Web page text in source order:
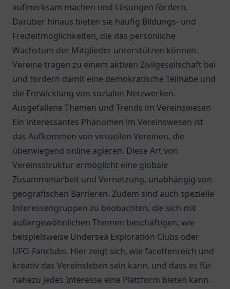
aufmerksam machen und Lösungen fördern.
Darüber hinaus bieten sie häufig Bildungs- und
Freizeitmöglichkeiten, die das persönliche
Wachstum der Mitglieder unterstützen können.
Vereine tragen zu einem aktiven Zivilgesellschaft bei
und fördern damit eine demokratische Teilhabe und
die Entwicklung von sozialen Netzwerken.
Ausgefallene Themen und Trends im Vereinswesen
Ein interessantes Phänomen im Vereinswesen ist
das Aufkommen von virtuellen Vereinen, die
überwiegend online agieren. Diese Art von
Vereinsstruktur ermöglicht eine globale
Zusammenarbeit und Vernetzung, unabhängig von
geografischen Barrieren. Zudem sind auch spezielle
Interessengruppen zu beobachten, die sich mit
außergewöhnlichen Themen beschäftigen, wie
beispielsweise Undersea Exploration Clubs oder
UFO-Fanclubs. Hier zeigt sich, wie facettenreich und
kreativ das Vereinsleben sein kann, und dass es für
nahezu jedes Interesse eine Plattform bieten kann.